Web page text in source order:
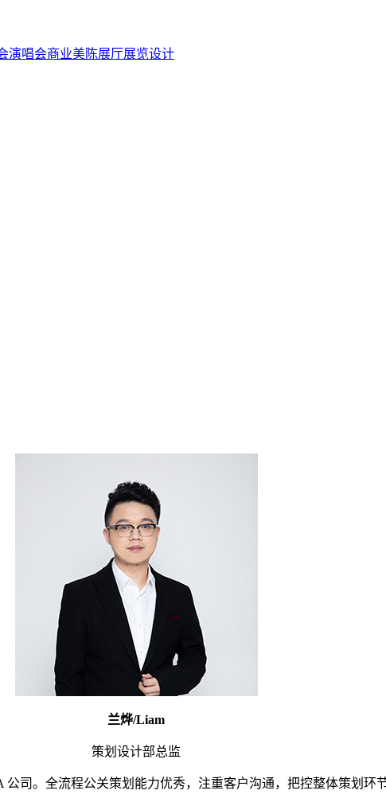
演唱会商业美陈展厅展览设计
兰烨/Liam
策划设计部总监
司。全流程公关策划能力优秀，注重客户沟通，把控整体策划环